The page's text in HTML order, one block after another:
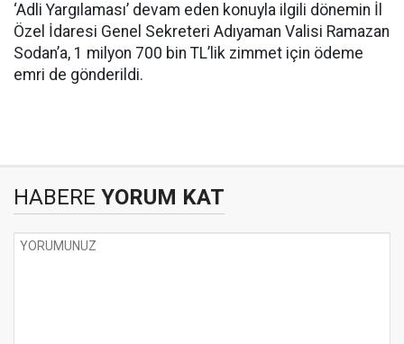
‘Adli Yargılaması’ devam eden konuyla ilgili dönemin İl
Özel İdaresi Genel Sekreteri Adıyaman Valisi Ramazan
Sodan’a, 1 milyon 700 bin TL’lik zimmet için ödeme
emri de gönderildi.
HABERE YORUM KAT